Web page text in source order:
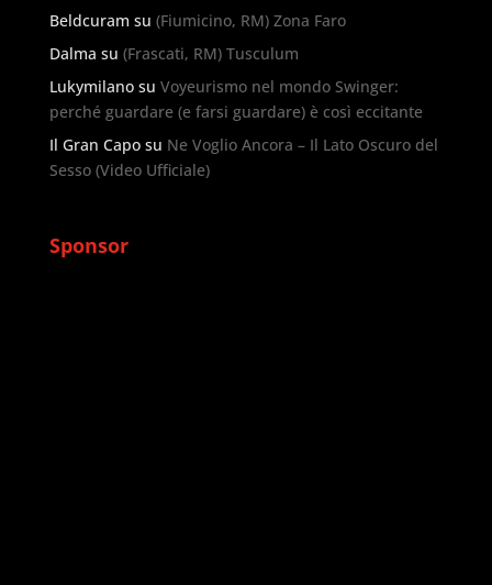
Beldcuram su (Fiumicino, RM) Zona Faro
Dalma su (Frascati, RM) Tusculum
Lukymilanosu Voyeurismo nel mondo Swinger:
perché guardare (e farsi guardare) è così eccitante
Il Gran Caposu Ne Voglio Ancora – Il Lato Oscuro del
Sesso (Video Ufficiale)
Sponsor